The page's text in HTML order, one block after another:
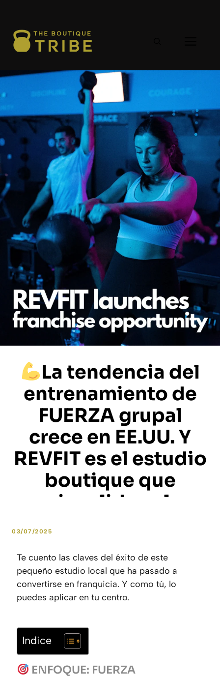
La tendencia del
entrenamiento de
FUERZA grupal
crece en EE.UU. Y
REVFIT es el estudio
boutique que
quiere liderarlo.
byJosé Luis Gaytán
03/07/2025
Te cuento las claves del éxito de este
pequeño estudio local que ha pasado a
convertirse en franquicia. Y como tú, lo
puedes aplicar en tu centro.
Indice
ENFOQUE: FUERZA